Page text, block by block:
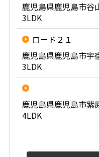
鹿児島県鹿児島市谷
3LDK
ロード２１
鹿児島県鹿児島市宇
3LDK
鹿児島県鹿児島市紫
4LDK